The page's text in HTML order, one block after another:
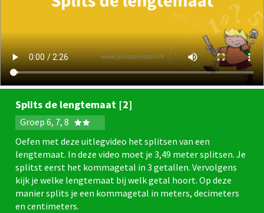
Splits de lengtemaat [2]
Groep 6, 7, 8
Oefen met deze uitlegvideo het splitsen van een
lengtemaat. In deze video moet je 3,49 meter splitsen. Je
splitst eerst het kommagetal in 3 getallen. Vervolgens
kijk je welke lengtemaat bij welk getal hoort. Op deze
manier splits je een kommagetal in meters, decimeters
en centimeters.